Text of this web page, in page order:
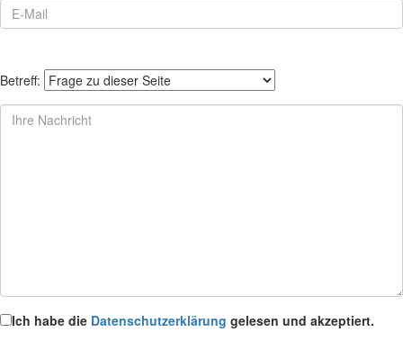
Betreff:
Ich habe die Datenschutzerklärung gelesen und akzeptiert.